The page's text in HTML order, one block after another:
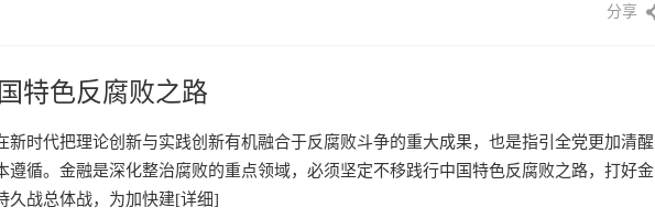
分享
特色反腐败之路
新时代把理论创新与实践创新有机融合于反腐败斗争的重大成果，也是指引全党更加清醒
遵循。金融是深化整治腐败的重点领域，必须坚定不移践行中国特色反腐败之路，打好金
久战总体战，为加快建[详细]